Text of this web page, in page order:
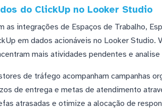
do ClickUp no Looker Studio
as integrações de Espaços de Trabalho,
em dados acionáveis no Looker
mais atividades pendentes e
de tráfego acompanham campanhas
de entrega e metas de atendimento
atrasadas e otimize a alocação de